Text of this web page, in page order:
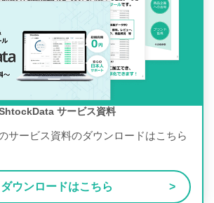
サービス資料
サービス資料のダウンロードはこちら
ダウンロードはこちら